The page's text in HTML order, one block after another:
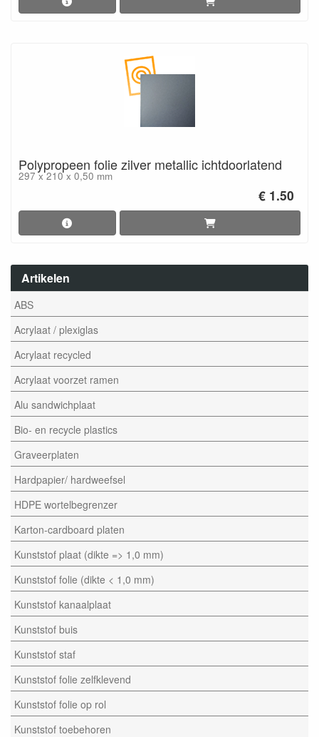
Artikelen
ABS
Acrylaat / plexiglas
Acrylaat recycled
Acrylaat voorzet ramen
Alu sandwichplaat
Bio- en recycle plastics
Graveerplaten
Hardpapier/ hardweefsel
HDPE wortelbegrenzer
Karton-cardboard platen
Kunststof plaat (dikte => 1,0 mm)
Kunststof folie (dikte < 1,0 mm)
Kunststof kanaalplaat
Kunststof buis
Kunststof staf
Kunststof folie zelfklevend
Kunststof folie op rol
Kunststof toebehoren
Polypropeen folie zilver metallic ichtdoorlatend
297 x 210 x 0,50 mm
€ 1.50